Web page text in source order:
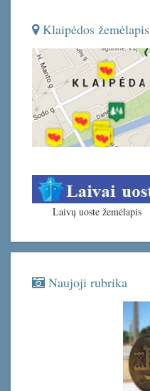
Klaipėdos žemėlapis
Laivų uoste žemėlapis
Naujoji rubrika